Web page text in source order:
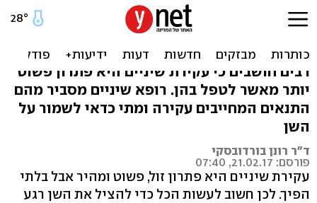
עקירת שיניים: מתי זה נדרש -
ומתי להשאיר?
רבים חושבים כי עקירת שיניים היא פתרון פשוט
יותר מאשר לטפל בהן. רופא שיניים מסביר מהם
התנאים המחייבים עקירה ומתי כדאי לשמור על
השן
ד"ר רונן בורדובסקי
פורסם: 21.02.17, 07:40
עקירת שיניים היא פתרון זול, פשוט ומהיר אבל בלתי
הפיך. לכן חשוב לעשות הכל כדי להציל את השן רגע